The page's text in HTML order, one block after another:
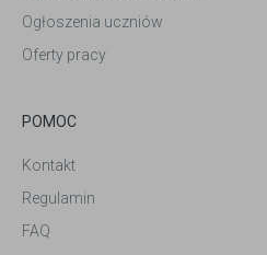
Ogłoszenia uczniów
Oferty pracy
POMOC
Kontakt
Regulamin
FAQ